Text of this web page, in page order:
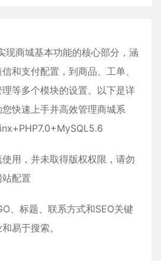
现商城基本功能的核心部分，涵
和支付配置，到商品、工单、
等多个模块的设置。以下是详
快速上手并高效管理商城系
使用，并未取得版权权限，请勿
配置
、标题、联系方式和SEO关键
易于搜索。